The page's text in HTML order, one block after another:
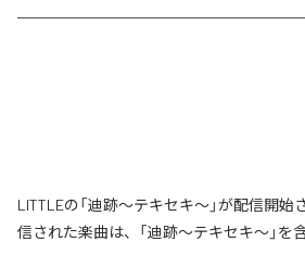
LITTLEの「迪跡〜テキセキ〜」が配信開
信された楽曲は、「迪跡〜テキセキ〜」を